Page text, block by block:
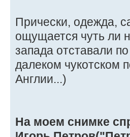
Прически, одежда,
ощущается чуть ли
запада отставали
далеком чукотском
Англии...)
На моем снимке